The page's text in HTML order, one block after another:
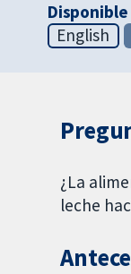
English
¿La
leche